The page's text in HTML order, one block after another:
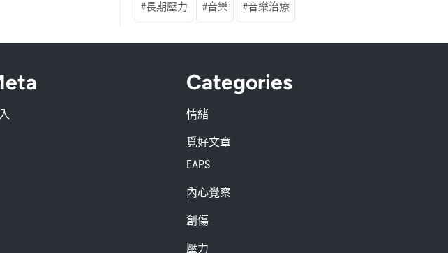
長期壓力 音樂 音樂治療
Categories
情緒
覓好文章
EAPS
內心覺察
創傷
壓力